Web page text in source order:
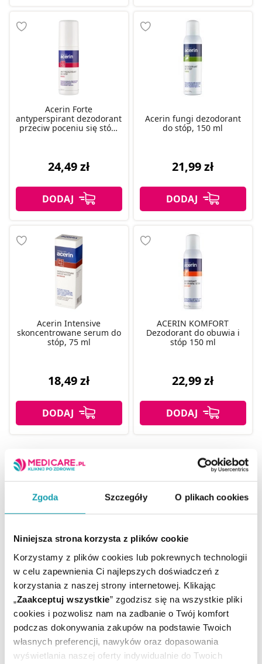
Zgoda Szczegóły O plikach cookies
Niniejsza strona korzysta z plików cookie
Korzystamy z plików cookies lub pokrewnych technologii
w celu zapewnienia Ci najlepszych doświadczeń z
korzystania z naszej strony internetowej. Klikając
„Zaakceptuj wszystkie” zgodzisz się na wszystkie pliki
cookies i pozwolisz nam na zadbanie o Twój komfort
podczas dokonywania zakupów na podstawie Twoich
własnych preferencji, nawyków oraz dopasowania
wyświetlania naszej oferty indywidualnie do Twoich
Acerin Forte
antyperspirant dezodorant
przeciw poceniu się stóp,
24,49 zł
Acerin fungi dezodorant
do stóp, 150 ml
21,99 zł
Acerin Intensive
skoncentrowane serum do
stóp, 75 ml
18,49 zł
ACERIN KOMFORT
Dezodorant do obuwia i
stóp 150 ml
22,99 zł
ZOBACZ WSZYSTKIE PRODUKTY